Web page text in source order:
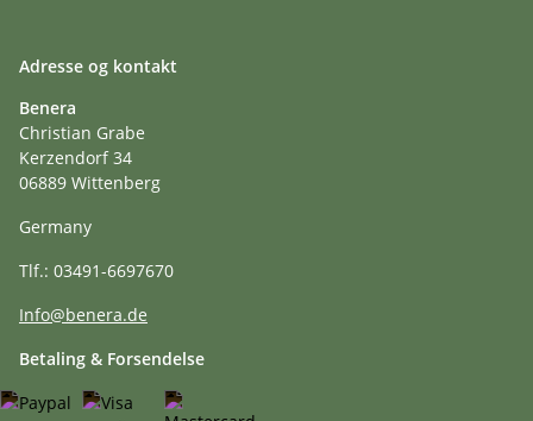
Adresse og kontakt
Benera
Christian Grabe
Kerzendorf 34
06889 Wittenberg
Germany
Tlf.: 03491-6697670
Info@benera.de
Betaling & Forsendelse